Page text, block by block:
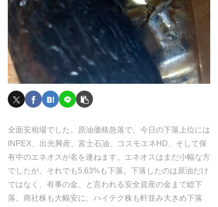
全面安相場でした。原油価格急落で、今日の下落上位には
INPEX、出光興産、富士石油、コスモエネHD、そして保
有中のエネオスが名を連ねます。エネオスはまだ小幅な方
でしたが、それでも5.63%も下落。下落したのは原油だけ
ではなく、有事の金、と言われる安全資産の金まで総下
落。商社株も大幅安に。ハイテク株も軒並み大きめ下落